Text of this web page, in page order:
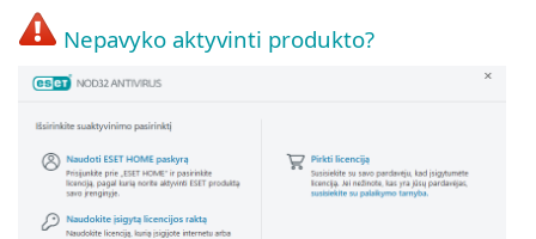
Nepavyko aktyvinti produkto?